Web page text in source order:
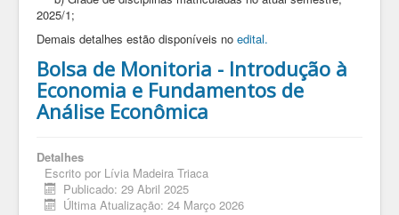
2025/1;
Demais detalhes estão disponíveis no edital.
Bolsa de Monitoria - Introdução à
Economia e Fundamentos de
Análise Econômica
Detalhes
Escrito por Lívia Madeira Triaca
Publicado: 29 Abril 2025
Última Atualização: 24 Março 2026